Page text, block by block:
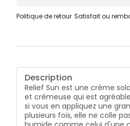
Politique de retour Satisfait ou
Description
Relief Sun est une crème
et crémeuse qui est
si vous en appliquez une
plusieurs fois, elle ne colle